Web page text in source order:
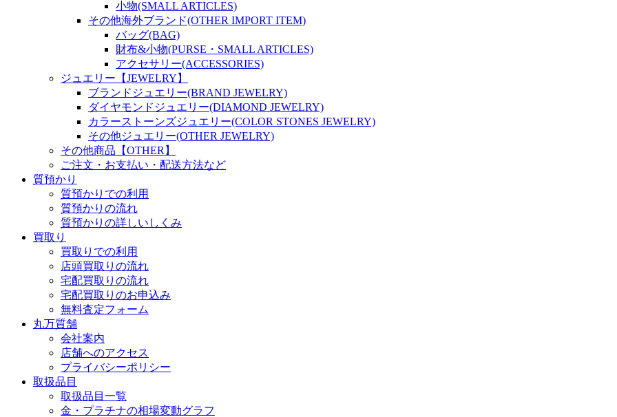
小物(SMALL ARTICLES)
その他海外ブランド(OTHER IMPORT ITEM)
バッグ(BAG)
財布&小物(PURSE・SMALL ARTICLES)
アクセサリー(ACCESSORIES)
ジュエリー【JEWELRY】
ブランドジュエリー(BRAND JEWELRY)
ダイヤモンドジュエリー(DIAMOND JEWELRY)
カラーストーンズジュエリー(COLOR STONES JEWELRY)
その他ジュエリー(OTHER JEWELRY)
その他商品【OTHER】
ご注文・お支払い・配送方法など
質預かり
質預かりでの利用
質預かりの流れ
質預かりの詳しいしくみ
買取り
買取りでの利用
店頭買取りの流れ
宅配買取りの流れ
宅配買取りのお申込み
無料査定フォーム
丸万質舗
会社案内
店舗へのアクセス
プライバシーポリシー
取扱品目
取扱品目一覧
金・プラチナの相場変動グラフ